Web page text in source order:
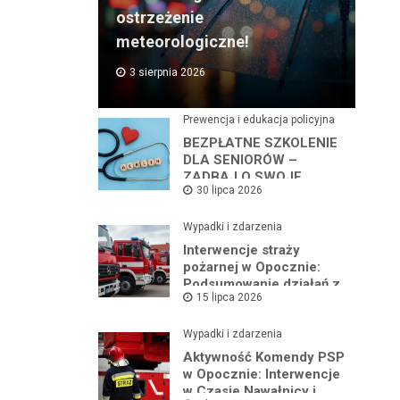
ostrzeżenie
meteorologiczne!
3 sierpnia 2026
Prewencja i edukacja policyjna
BEZPŁATNE SZKOLENIE
DLA SENIORÓW –
ZADBAJ O SWOJE
BEZPIECZEŃSTWO
30 lipca 2026
Wypadki i zdarzenia
Interwencje straży
pożarnej w Opocznie:
Podsumowanie działań z
lipca 2026 roku
15 lipca 2026
Wypadki i zdarzenia
Aktywność Komendy PSP
w Opocznie: Interwencje
w Czasie Nawałnicy i